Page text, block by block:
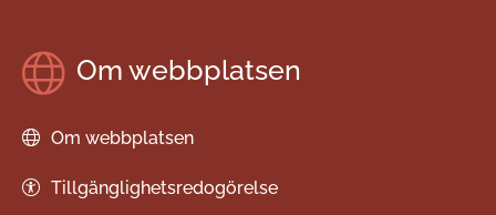
Om webbplatsen
Om webbplatsen
Tillgänglighetsredogörelse